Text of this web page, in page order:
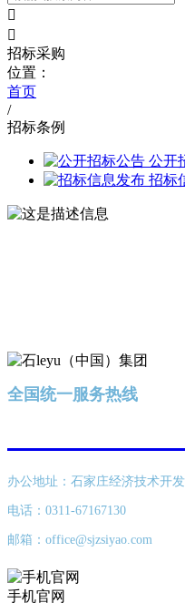


招标采购
位置：
首页
/
招标条例
公开
招标
全国统一服务热线
办公地址：石家庄经济技术开
电话：0311-67167130
邮箱：office@sjzsiyao.com
手机官网